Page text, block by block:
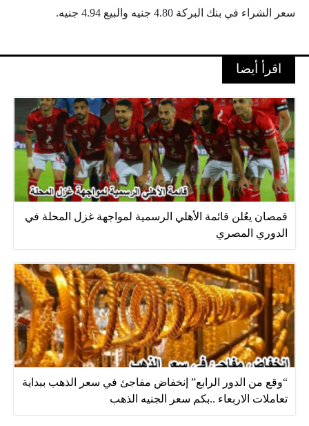
سعر الشراء في بنك البركة 4.80 جنيه والبيع 4.94 جنيه.
اقرأ أيضا
قمصان يعُلن قائمة الأهلي الرسمية لمواجهة غزل المحلة في
الدوري المصري
“وقع من الدور الرابع” إنخفاض مفاجئ في سعر الذهب ببداية
تعاملات الاربعاء ..بكم سعر الجنيه الذهب